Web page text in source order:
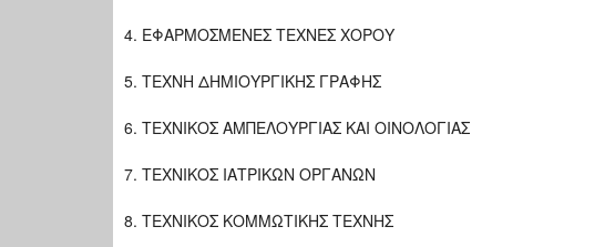
4. ΕΦΑΡΜΟΣΜΕΝΕΣ ΤΕΧΝΕΣ ΧΟΡΟΥ
5. ΤΕΧΝΗ ΔΗΜΙΟΥΡΓΙΚΗΣ ΓΡΑΦΗΣ
6. ΤΕΧΝΙΚΟΣ ΑΜΠΕΛΟΥΡΓΙΑΣ ΚΑΙ ΟΙΝΟΛΟΓΙΑΣ
7. ΤΕΧΝΙΚΟΣ ΙΑΤΡΙΚΩΝ ΟΡΓΑΝΩΝ
8. ΤΕΧΝΙΚΟΣ ΚΟΜΜΩΤΙΚΗΣ ΤΕΧΝΗΣ